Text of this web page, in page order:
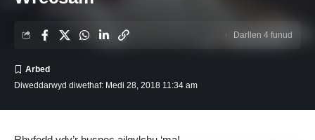
Diweddarwyd diwethaf: Medi 28, 2018 11:34 am
Darllen 4 funud